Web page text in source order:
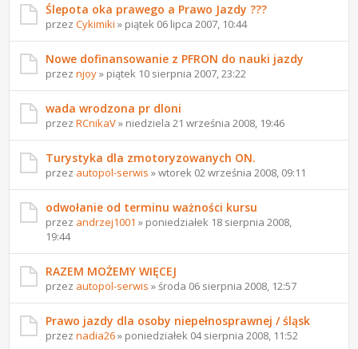
Ślepota oka prawego a Prawo Jazdy ???
przezCykimiki » piątek 06 lipca 2007, 10:44
Nowe dofinansowanie z PFRON do nauki jazdy
przeznjoy» piątek 10 sierpnia 2007, 23:22
wada wrodzona pr dloni
przezRCnikaV» niedziela 21 września 2008, 19:46
Turystyka dla zmotoryzowanych ON.
przez autopol-serwis » wtorek 02 września 2008, 09:11
odwołanie od terminu ważności kursu
przez andrzej1001 » poniedziałek 18 sierpnia 2008,
19:44
RAZEM MOŻEMY WIĘCEJ
przez autopol-serwis » środa 06 sierpnia 2008, 12:57
Prawo jazdy dla osoby niepełnosprawnej / śląsk
przeznadia26» poniedziałek 04 sierpnia 2008, 11:52